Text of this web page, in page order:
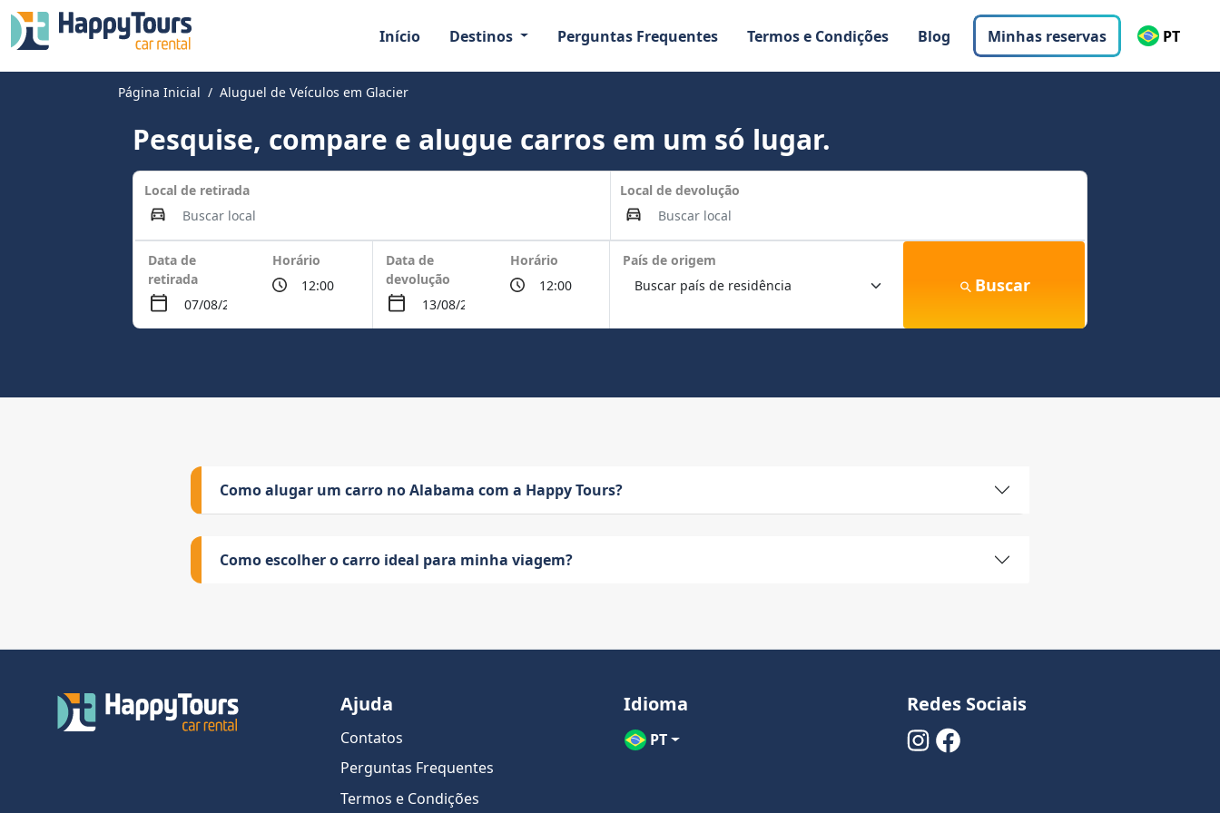
Início Destinos Perguntas Frequentes Termos e Condições Blog Minhas reservas PT
Página Inicial Aluguel de Veículos em Glacier
Pesquise, compare e alugue carros em um só lugar.
Local de retirada Local de devolução
Data de
retirada
Horário
Data de
devolução
Horário País de origem
Buscar
Como alugar um carro no Alabama com a Happy Tours?
Como escolher o carro ideal para minha viagem?
Ajuda
Contatos
Perguntas Frequentes
Termos e Condições
Idioma
PT
Redes Sociais